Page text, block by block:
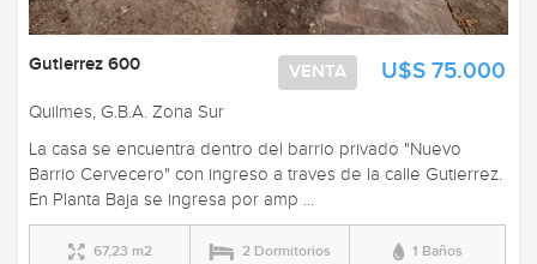
U$S 75.000
VENTA
Gutierrez 600
Quilmes, G.B.A. Zona Sur
La casa se encuentra dentro del barrio privado "Nuevo
Barrio Cervecero" con ingreso a traves de la calle Gutierrez.
En Planta Baja se ingresa por amp ...
67,23 m2 2 Dormitorios 1 Baños